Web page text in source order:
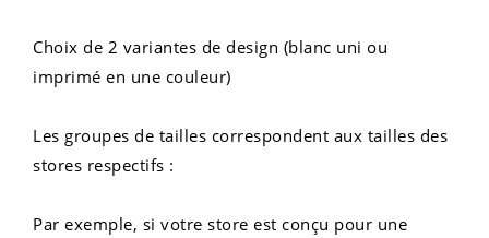
Choix de 2 variantes de design (blanc uni ou
imprimé en une couleur)
Les groupes de tailles correspondent aux tailles des
stores respectifs :
Par exemple, si votre store est conçu pour une